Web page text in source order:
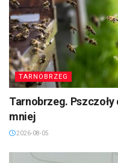
TARNOBRZEG
Tarnobrzeg.
mniej
2026-08-05